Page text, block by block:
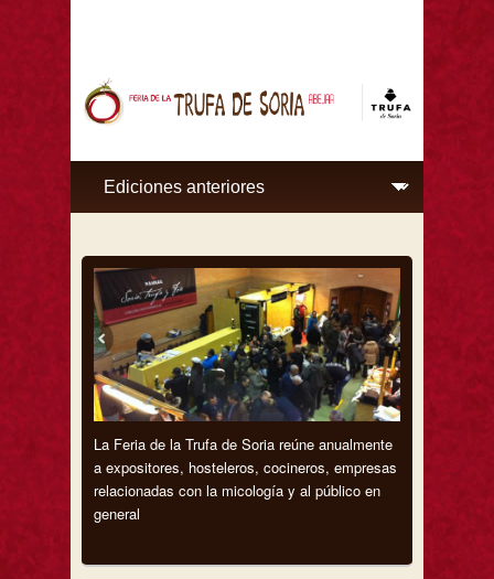
La Feria de la Trufa de Soria reúne anualmente
a expositores, hosteleros, cocineros, empresas
relacionadas con la micología y al público en
general